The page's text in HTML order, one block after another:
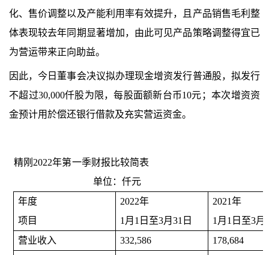
化、售价调整以及产能利用率有效提升，且产品销售毛利整
体表现较去年同期 显著增加，由此可见产品策略调整得宜已
为营运带来正向助益。
因此，今日董事会决议拟办理现金增资发行普通股，拟发行
不超过30,000仟股为限，每股面额新台币10元；本次增资资
金预计用於偿还银行借款及充实营运资金。
精刚 2022年第一季财报比较简表
单位：仟元
年度
项目
2022年
1 月 1 日至3月31 日
2021年
1 月 1 日至3月
营业收入
332,586
178,684